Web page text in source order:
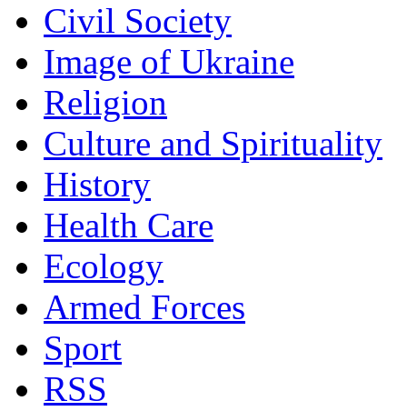
Civil Society
Image of Ukraine
Religion
Culture and Spirituality
History
Health Care
Ecology
Armed Forces
Sport
RSS